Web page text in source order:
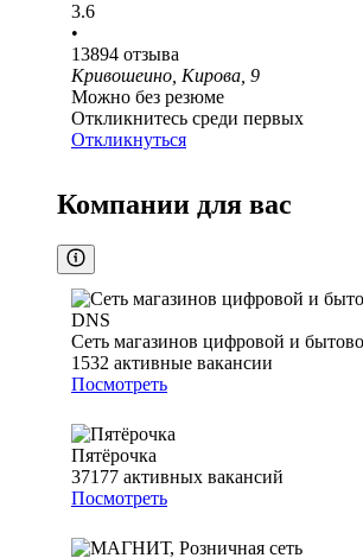
3.6
•
13894 отзыва
Кривошеино, Кирова, 9
Можно без резюме
Откликнитесь среди первых
Откликнуться
Компании для вас
Сеть магазинов цифровой и
1532 активные вакансии
Посмотреть
Пятёрочка
37177 активных вакансий
Посмотреть